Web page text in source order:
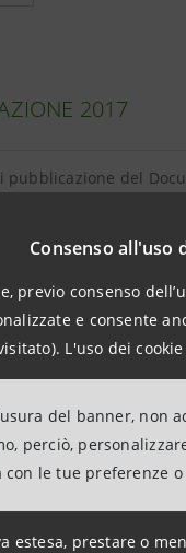
Consenso all'uso
previo consenso
e consente
L'uso dei
del banner, non
perciò,
le tue preferenze
estesa, prestare o
2017
pubblicazione del
al Prospetto di
Zero Coupon,
a Tasso Fisso
Decrescente con
di Tasso Minimo
possibilità di Tasso
dell’Indice dei
di Base 2015/2016”)
2017 alle ore